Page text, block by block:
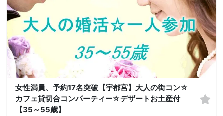
女性満員、予約17名突破【宇都宮】大人の街コン☆
カフェ貸切合コンパーティー☆デザートお土産付
【35～55歳】